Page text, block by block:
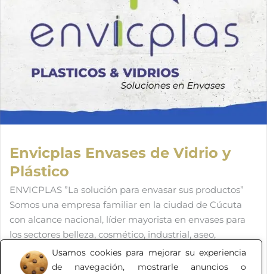
Usamos cookies para mejorar su experiencia
de navegación, mostrarle anuncios o
Envicplas Envases de Vidrio y
Plástico
ENVICPLAS ”La solución para envasar sus productos”
Somos una empresa familiar en la ciudad de Cúcuta
con alcance nacional, líder mayorista en envases para
los sectores belleza, cosmético, industrial, aseo,
alimentos y farmacéutico. Venta y comercialización de
envases de plástico y vidrio, tapas plásticas y metálicas,